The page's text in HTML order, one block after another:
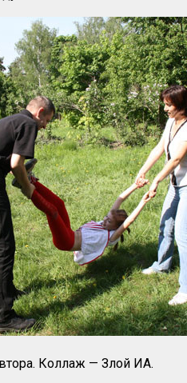
Коллаж — Злой ИА.